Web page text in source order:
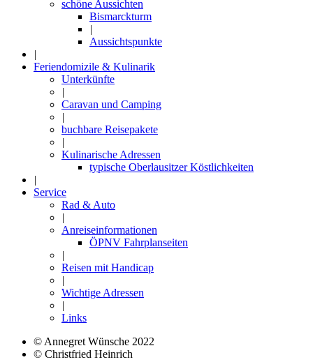
schöne Aussichten
Bismarckturm
|
Aussichtspunkte
|
Feriendomizile & Kulinarik
Unterkünfte
|
Caravan und Camping
|
buchbare Reisepakete
|
Kulinarische Adressen
typische Oberlausitzer Köstlichkeiten
|
Service
Rad & Auto
|
Anreiseinformationen
ÖPNV Fahrplanseiten
|
Reisen mit Handicap
|
Wichtige Adressen
|
Links
© Annegret Wünsche 2022
© Christfried Heinrich